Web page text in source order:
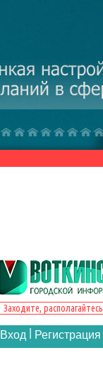
Заходите,
Вход Регистрация